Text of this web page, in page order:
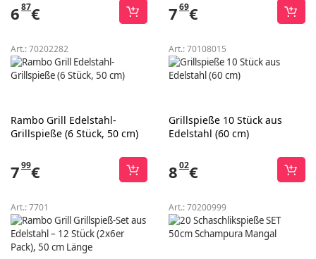
687€ 769€
Art.:70202282
Rambo Grill Edelstahl-
Grillspieße (6 Stück, 50 cm)
799€
Art.:70108015
Grillspieße 10 Stück aus
Edelstahl (60 cm)
802€
Art.:7701 Art.:70200999